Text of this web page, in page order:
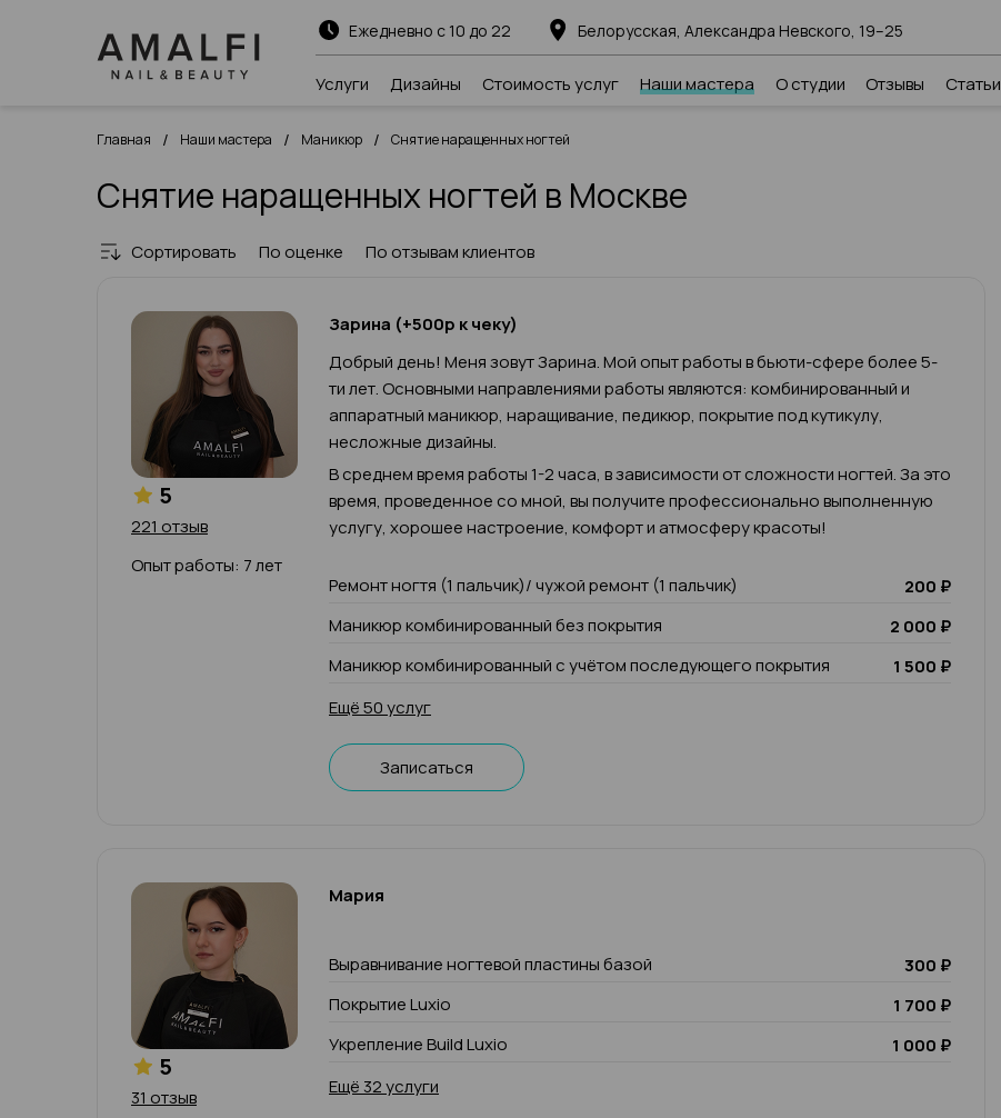
Ежедневно с 10 до 22 Белорусская, Александра Невского, 19–25
Услуги Дизайны Стоимость услуг Наши мастера О студии Отзывы Статьи
Главная / Наши мастера / Маникюр / Снятие наращенных ногтей
Снятие наращенных ногтей в Москве
Сортировать По оценке По отзывам клиентов
5
221 отзыв
Опыт работы: 7 лет
Зарина (+500р к чеку)
Добрый день! Меня зовут Зарина. Мой опыт работы в бьюти-сфере более 5-
ти лет. Основными направлениями работы являются: комбинированный и
аппаратный маникюр, наращивание, педикюр, покрытие под кутикулу,
несложные дизайны.
В среднем время работы 1-2 часа, в зависимости от сложности ногтей. За это
время, проведенное со мной, вы получите профессионально выполненную
услугу, хорошее настроение, комфорт и атмосферу красоты!
Ремонт ногтя (1 пальчик)/ чужой ремонт (1 пальчик)
200 ₽
Маникюр комбинированный без покрытия
2 000 ₽
Маникюр комбинированный с учётом последующего покрытия
1 500 ₽
Ещё 50 услуг
Записаться
5
31 отзыв
Мария
Выравнивание ногтевой пластины базой
300 ₽
Покрытие Luxio
1 700 ₽
Укрепление Build Luxio
1 000 ₽
Ещё 32 услуги